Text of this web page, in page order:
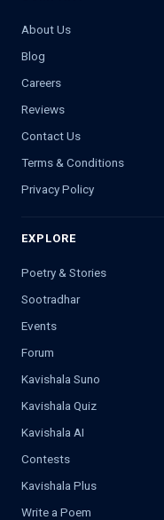
About Us
Blog
Careers
Reviews
Contact Us
Terms & Conditions
Privacy Policy
EXPLORE
Poetry & Stories
Sootradhar
Events
Forum
Kavishala Suno
Kavishala Quiz
Kavishala AI
Contests
Kavishala Plus
Write a Poem